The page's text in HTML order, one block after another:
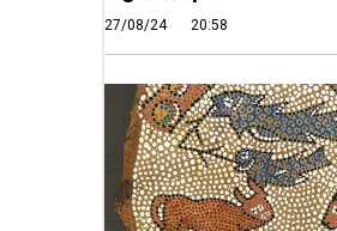
27/08/24 20:58